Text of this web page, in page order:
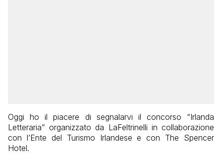
Oggi ho il piacere di segnalarvi il concorso “Irlanda
Letteraria” organizzato da LaFeltrinelli in collaborazione
con l’Ente del Turismo Irlandese e con The Spencer
Hotel.